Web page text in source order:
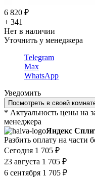
6 820 ₽
+ 341
Нет в наличии
Уточнить у менеджера
Telegram
Max
WhatsApp
Уведомить
Посмотреть в своей
* Актуальность цены на
менеджера
Яндекс
Разбить оплату на части
Сегодня 1 705 ₽
23 августа 1 705 ₽
6 сентября 1 705 ₽